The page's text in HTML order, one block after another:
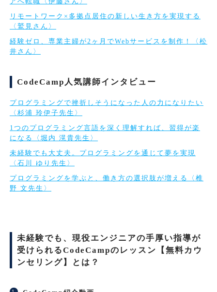
リモートワーク×多拠点居住の新しい生き方を実現する
〈鷲見さん〉
経験ゼロ、専業主婦が2ヶ月でWebサービスを制作！〈松
井さん〉
CodeCamp人気講師インタビュー
プログラミングで挫折しそうになった人の力になりたい
〈杉浦 玲伊子先生〉
1つのプログラミング言語を深く理解すれば、習得が楽
になる〈堀内 滉貴先生〉
未経験でも大丈夫。プログラミングを通じて夢を実現
〈石川 ゆり先生〉
プログラミングを学ぶと、働き方の選択肢が増える〈椎
野 文先生〉
未経験でも、現役エンジニアの手厚い指導が
受けられるCodeCampのレッスン【無料カウ
ンセリング】とは？